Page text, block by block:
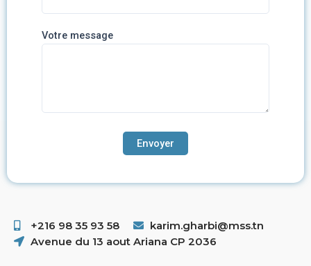
Votre message
+216 98 35 93 58 ​
karim.gharbi@mss.tn
Avenue du 13 aout Ariana CP 2036